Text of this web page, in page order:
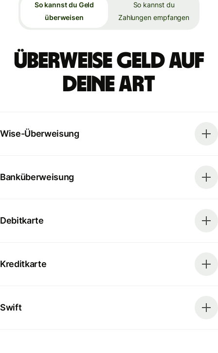
So kannst du Geld
überweisen
So kannst du
Zahlungen empfangen
Überweise Geld auf
deine Art
Wise-Überweisung
Banküberweisung
Debitkarte
Kreditkarte
Swift